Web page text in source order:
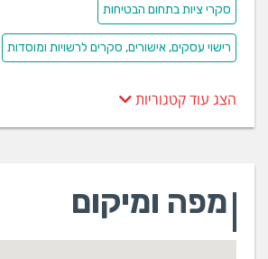
סקרי ציות בתחום הבטיחות
רישוי עסקים, אישורים, סקרים לרשויות ומוסדות
הצג עוד קטגוריות
מפה ומיקום